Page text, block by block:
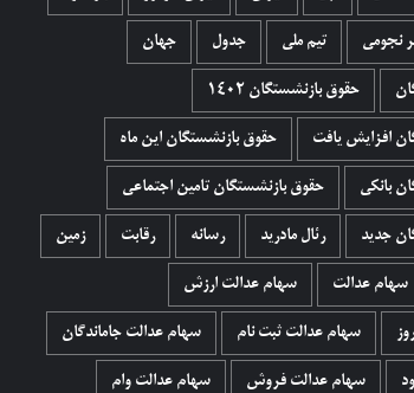
نجومی تیم ملی جدول جهان
حقوق بازنشستگان 1402
افزایش یافت حقوق بازنشستگان این ماه
بانکی حقوق بازنشستگان تامین اجتماعی
جدید رئال مادرید رسانه رقابت زمین
سهام عدالت سهام عدالت ارزش
سهام عدالت ثبت نام سهام عدالت جاماندگان
سهام عدالت فروش سهام عدالت وام